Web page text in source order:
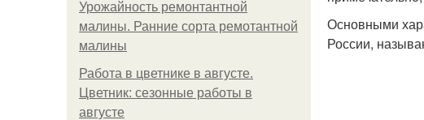
Урожайность ремонтантной
малины. Ранние сорта ремотантной
малины
Работа в цветнике в августе.
Цветник: сезонные работы в
августе
Основными
России,